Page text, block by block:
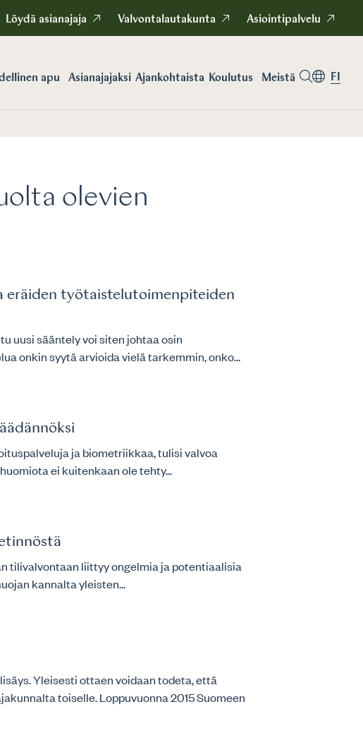
Löydä asianajaja Valvontalautakunta Asiointipalvelu
apu Asianajajaksi Ajankohtaista Koulutus Meistä FI
olevien
eräiden työtaistelutoimenpiteiden
uusi sääntely voi siten johtaa osin
onkin syytä arvioida vielä tarkemmin, onko...
ja biometriikkaa, tulisi valvoa
ei kuitenkaan ole tehty...
tilivalvontaan liittyy ongelmia ja potentiaalisia
kannalta yleisten...
Yleisesti ottaen voidaan todeta, että
toiselle. Loppuvuonna 2015 Suomeen